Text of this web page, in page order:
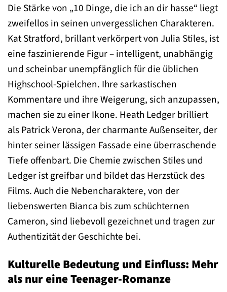
Die Stärke von „10 Dinge, die ich an dir hasse“ liegt
zweifellos in seinen unvergesslichen Charakteren.
Kat Stratford, brillant verkörpert von Julia Stiles, ist
eine faszinierende Figur – intelligent, unabhängig
und scheinbar unempfänglich für die üblichen
Highschool-Spielchen. Ihre sarkastischen
Kommentare und ihre Weigerung, sich anzupassen,
machen sie zu einer Ikone. Heath Ledger brilliert
als Patrick Verona, der charmante Außenseiter, der
hinter seiner lässigen Fassade eine überraschende
Tiefe offenbart. Die Chemie zwischen Stiles und
Ledger ist greifbar und bildet das Herzstück des
Films. Auch die Nebencharaktere, von der
liebenswerten Bianca bis zum schüchternen
Cameron, sind liebevoll gezeichnet und tragen zur
Authentizität der Geschichte bei.
Kulturelle Bedeutung und Einfluss: Mehr
als nur eine Teenager-Romanze